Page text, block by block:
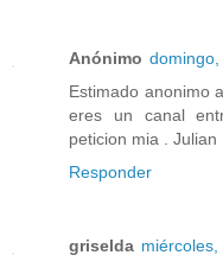
Anónimo domingo,
Estimado anonimo
eres un canal
peticion mia . Julian
Responder
griselda miércoles,